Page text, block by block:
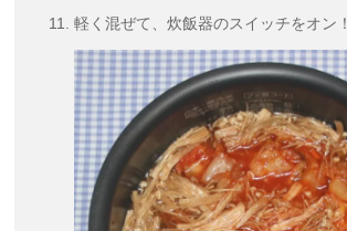
軽く混ぜて、炊飯器のスイッチをオン！